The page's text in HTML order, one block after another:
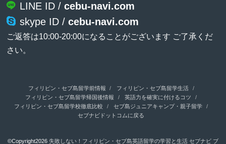
LINE ID /cebu-navi.com
skype ID /cebu-navi.com
ご返答は10:00-20:00になることがございます ご了承くだ
さい。
フィリピン・セブ島留学前情報
フィリピン・セブ島留学生活
フィリピン・セブ島留学帰国後情報
英語力を確実に付けるコツ
フィリピン・セブ島留学校徹底比較
セブ島ジュニアキャンプ・親子留学
セブナビドットコムに戻る
©Copyright2026 失敗しない！フィリピン・セブ島英語留学の学習と生活 セブナビ ブ